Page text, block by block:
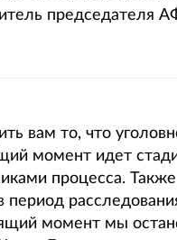
председателя
вам то, что
момент идет
процесса.
момент мы